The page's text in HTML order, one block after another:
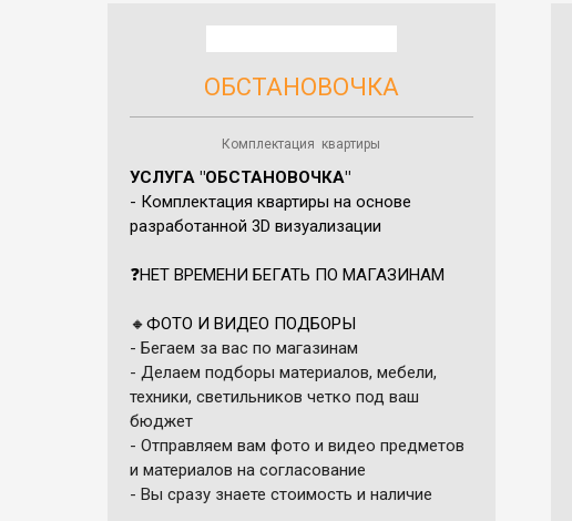
ОБСТАНОВОЧКА
Комплектация квартиры
УСЛУГА "ОБСТАНОВОЧКА"
- Комплектация квартиры на основе
разработанной 3D визуализации
❓НЕТ ВРЕМЕНИ БЕГАТЬ ПО МАГАЗИНАМ
🔸ФОТО И ВИДЕО ПОДБОРЫ
- Бегаем за вас по магазинам
- Делаем подборы материалов, мебели,
техники, светильников четко под ваш
бюджет
- Отправляем вам фото и видео предметов
и материалов на согласование
- Вы сразу знаете стоимость и наличие